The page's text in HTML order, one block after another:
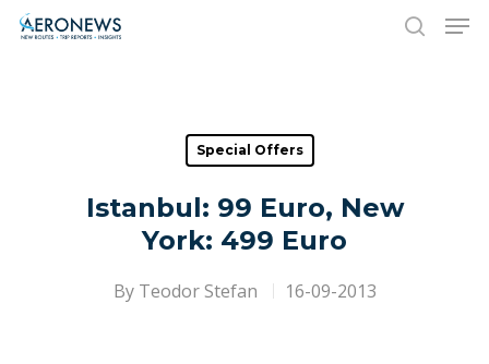
Hit enter to search or ESC to close
Special Offers
Istanbul: 99 Euro, New
York: 499 Euro
By Teodor Stefan 16-09-2013